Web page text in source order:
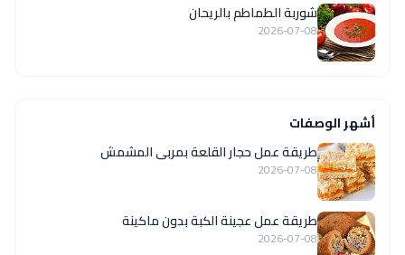
شوربة الطماطم بالريحان
2026-07-08
أشهر الوصفات
طريقة عمل حجار القلعة بمربى المشمش
2026-07-08
طريقة عمل عجينة الكبة بدون ماكينة
2026-07-08